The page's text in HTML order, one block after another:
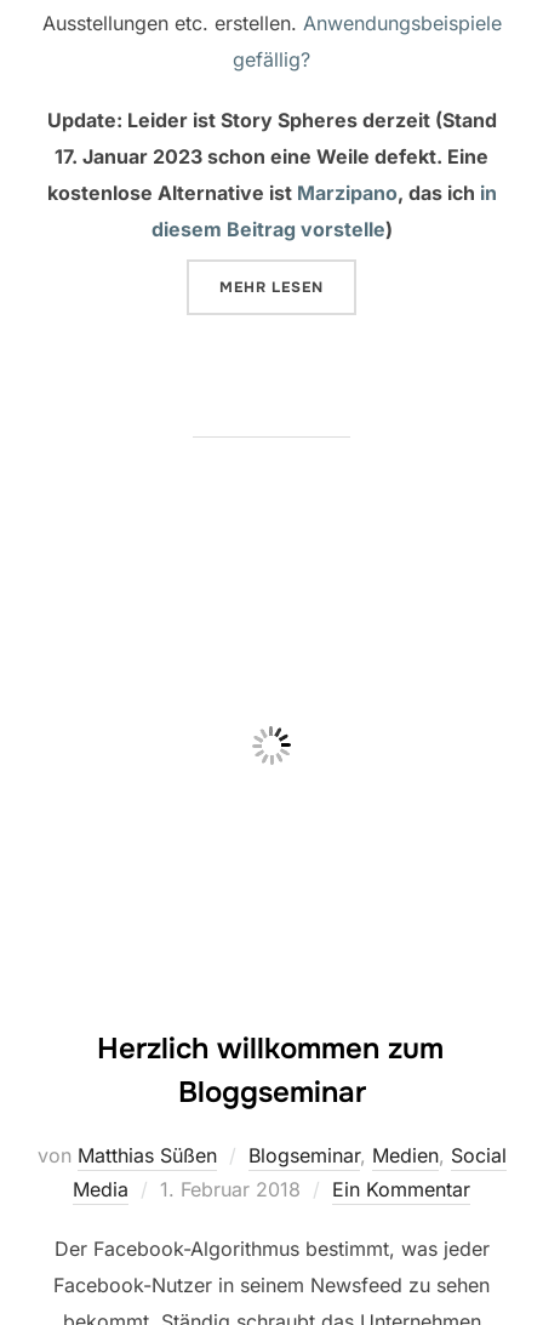
Ausstellungen etc. erstellen. Anwendungsbeispiele
gefällig?
Update: Leider ist Story Spheres derzeit (Stand
17. Januar 2023 schon eine Weile defekt. Eine
kostenlose Alternative ist Marzipano, das ich in
diesem Beitrag vorstelle)
MEHR ÜBER „MIT STORYSPHERES
LESEN
Herzlich willkommen zum
Bloggseminar
von Matthias Süßen Blogseminar, Medien, Social
Media
Veröffentlicht
1. Februar 2018 Ein Kommentar
Der Facebook-Algorithmus bestimmt, was jeder
Facebook-Nutzer in seinem Newsfeed zu sehen